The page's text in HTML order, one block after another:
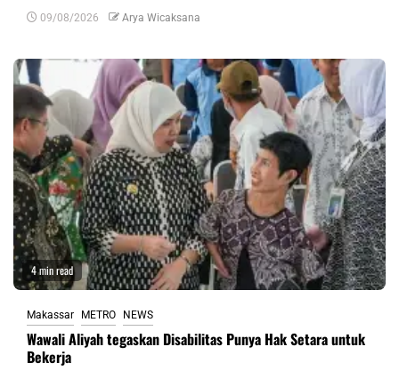
09/08/2026 Arya Wicaksana
4 min read
Makassar METRO NEWS
Wawali Aliyah tegaskan Disabilitas Punya Hak Setara untuk
Bekerja